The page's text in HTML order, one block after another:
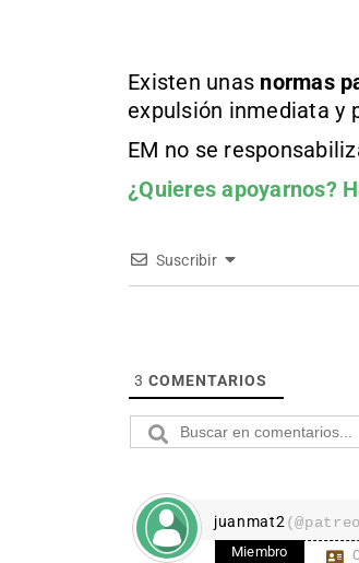
Existen unas normas
expulsión inmediata y
EM no se
¿Quieres apoyarnos?
Suscribir
3 COMENTARIOS
juanmat2
Miembro